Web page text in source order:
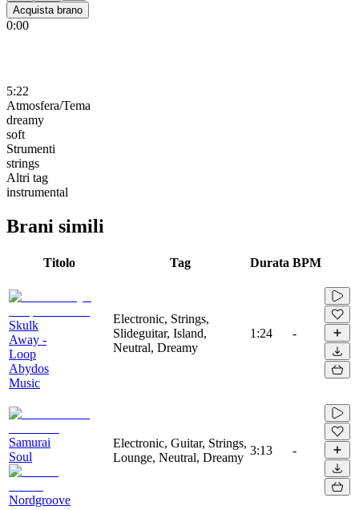
Acquista brano
0:00
5:22
Atmosfera/Tema
dreamy
soft
Strumenti
strings
Altri tag
instrumental
Brani simili
Titolo Tag Durata BPM
Skulk
Away -
Loop
Abydos
Music
Electronic, Strings,
Slideguitar, Island,
Neutral, Dreamy
1:24 -
Samurai
Soul
Nordgroove
Electronic, Guitar, Strings,
Lounge, Neutral, Dreamy
3:13 -